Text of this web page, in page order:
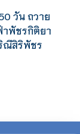
วัน ถวาย
าพัชรกิติยา
ณีสิริพัชร